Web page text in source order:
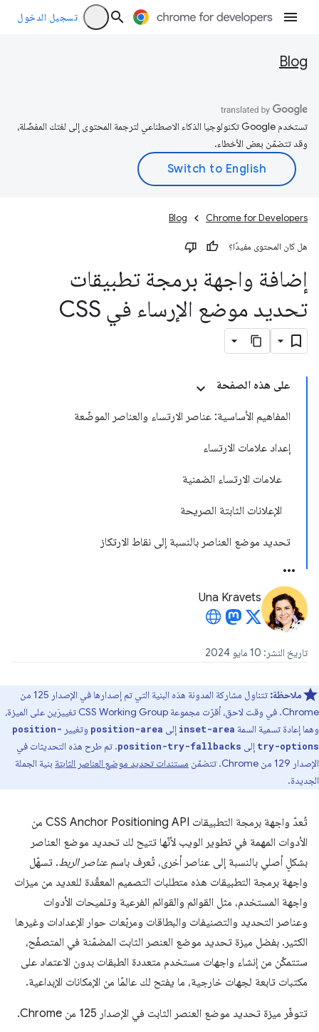
تسجيل الدخول
Blog
تستخدم Google تكنولوجيا الذكاء الاصطناعي لترجمة المحتوى إلى لغتك المفضّلة،
وقد تتضمّن بعض الأخطاء.
Chrome for Developers
Blog
هل كان المحتوى مفيدًا؟
إضافة واجهة برمجة تطبيقات
تحديد موضع الإرساء في CSS
على هذه الصفحة
المفاهيم الأساسية: عناصر الارتساء والعناصر الموضّعة
إعداد علامات الارتساء
علامات الارتساء الضمنية
الإعلانات الثابتة الصريحة
تحديد موضع العناصر بالنسبة إلى نقاط الارتكاز
Una Kravets
تاريخ النشر: 10 مايو 2024
ملاحظة:
تتناول مشاركة المدونة هذه البنية التي تم إصدارها في الإصدار 125 من
Chrome. في وقت لاحق، أقرّت مجموعة CSS Working Group تغييرَين على الميزة،
وهما إعادة تسمية السمة inset-area إلى position-area وتغيير position-
try-options إلى position-try-fallbacks. تم طرح هذه التحديثات في
الإصدار 129 من Chrome. تتضمّن
مستندات تحديد موضع العناصر الثابتة بنية الجملة
الجديدة.
تُعدّ واجهة برمجة التطبيقات CSS Anchor Positioning API من
الأدوات المهمة في تطوير الويب لأنّها تتيح لك تحديد موضع العناصر
بشكلٍ أصلي بالنسبة إلى عناصر أخرى، تُعرف باسم عناصر الربط. تسهّل
واجهة برمجة التطبيقات هذه متطلبات التصميم المعقّدة للعديد من ميزات
واجهة المستخدم، مثل القوائم والقوائم الفرعية وتلميحات الأدوات
وعناصر التحديد والتصنيفات والبطاقات ومربّعات حوار الإعدادات وغيرها
الكثير. بفضل ميزة تحديد موضع العنصر الثابت المضمّنة في المتصفّح،
ستتمكّن من إنشاء واجهات مستخدم متعددة الطبقات بدون الاعتماد على
مكتبات تابعة لجهات خارجية، ما يفتح لك عالمًا من الإمكانات الإبداعية.
تتوفّر ميزة تحديد موضع العنصر الثابت في الإصدار 125 من Chrome.